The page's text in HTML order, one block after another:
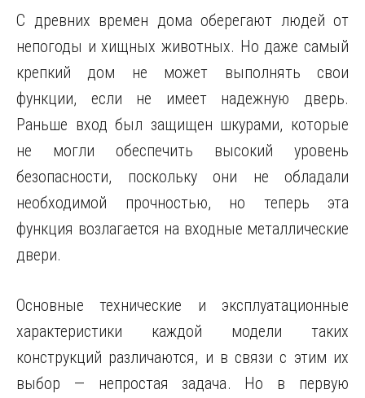
С древних времен дома оберегают людей от
непогоды и хищных животных. Но даже самый
крепкий дом не может выполнять свои
функции, если не имеет надежную дверь.
Раньше вход был защищен шкурами, которые
не могли обеспечить высокий уровень
безопасности, поскольку они не обладали
необходимой прочностью, но теперь эта
функция возлагается на входные металлические
двери.
Основные технические и эксплуатационные
характеристики каждой модели таких
конструкций различаются, и в связи с этим их
выбор — непростая задача. Но в первую